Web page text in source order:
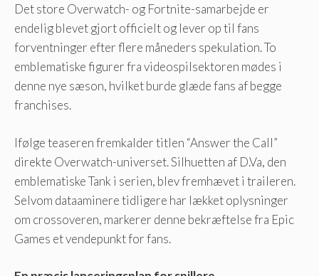
Det store Overwatch- og Fortnite-samarbejde er
endelig blevet gjort officielt og lever op til fans
forventninger efter flere måneders spekulation. To
emblematiske figurer fra videospilsektoren mødes i
denne nye sæson, hvilket burde glæde fans af begge
franchises.
Ifølge teaseren fremkalder titlen “Answer the Call”
direkte Overwatch-universet. Silhuetten af ​​D.Va, den
emblematiske Tank i serien, blev fremhævet i traileren.
Selvom dataaminere tidligere har lækket oplysninger
om crossoveren, markerer denne bekræftelse fra Epic
Games et vendepunkt for fans.